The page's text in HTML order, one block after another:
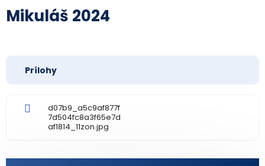
Mikuláš 2024
Prílohy
d07b9_a5c9af877f
7d504fc8a3f65e7d
af1814_11zon.jpg